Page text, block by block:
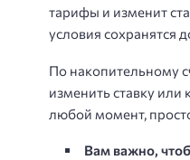
тарифы и изменит
условия сохранятся
По накопительному
изменить ставку или
любой момент,
Вам важно,